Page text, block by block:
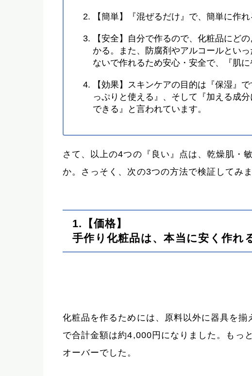
【簡単】『混ぜるだけ』で、簡単に作れ
【安全】自分で作るので、化粧品にど
かる。また、防腐剤やアルコールとい
ないで作れるため安心・安全で、『肌に
【効果】スキンケアの目的は『保湿』
っぷりと使える』、そして『加える成
できる』と言われています。
さて、以上の4つの『良い』点は、乾燥肌・
か。さっそく、次の3つの方法で検証してみま
1.【価格】
手作り化粧品は、本当に安く作れ
化粧品を作るためには、原料以外に器具を
で合計金額は約4,000円になりました。もっ
オーバーでした。